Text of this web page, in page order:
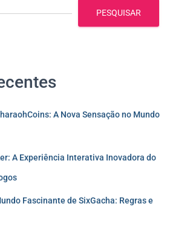
PESQUISAR
A Nova Sensação no Mundo
A Experiência Interativa Inovadora do
Fascinante de SixGacha: Regras e